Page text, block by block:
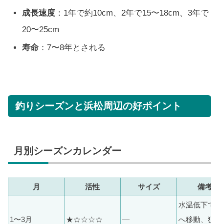
成長速度 ：1年で約10cm、2年で15〜18cm、3年で
20〜25cm
寿命 ：7〜8年とされる
釣りシーズンと浜松周辺の好ポイント
月別シーズンカレンダー
月 活性 サイズ 備考
1〜3月 ★☆☆☆☆ —
水温低下で
へ移動、狙